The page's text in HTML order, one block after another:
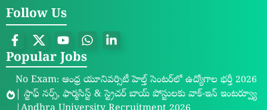
Follow Us
Popular Jobs
No Exam: ఆంధ్ర యూనివర్సిటీ హెల్త్ సెంటర్‌లో ఉద్యోగాల భర్తీ 2026
| స్టాఫ్ నర్స్, ఫార్మసిస్ట్ & స్ట్రెచర్ బాయ్ పోస్టులకు వాక్-ఇన్ ఇంటర్వ్యూ